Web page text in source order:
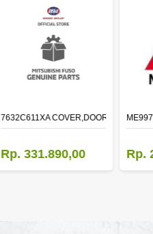
7632C611XA COVER,DOOR
Rp. 331.890,00 Rp.